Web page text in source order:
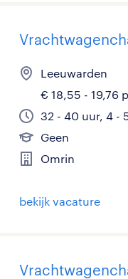
Leeuwarden
€ 18,55 - 19,76
32 - 40 uur, 4 -
Geen
Omrin
bekijk vacature